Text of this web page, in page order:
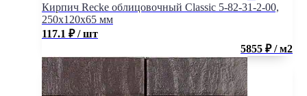
Кирпич Recke облицовочный Classic 5-82-31-2-00,
250x120x65 мм
117.1 ₽ / шт
5855 ₽ / м2